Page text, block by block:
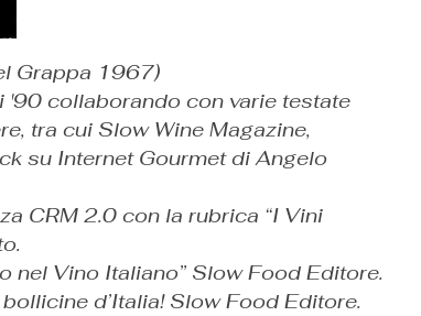
Grappa 1967)
collaborando con varie testate
tra cui Slow Wine Magazine,
su Internet Gourmet di Angelo
CRM 2.0 con la rubrica “I Vini
nel Vino Italiano” Slow Food Editore.
d’Italia! Slow Food Editore.